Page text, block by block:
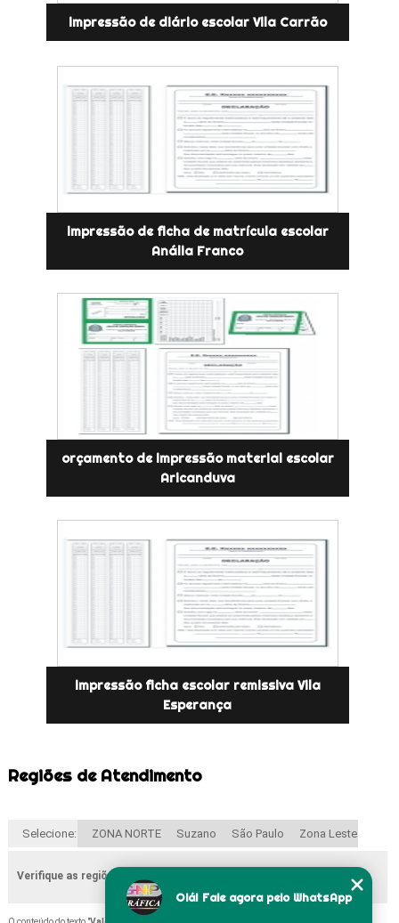
impressão de diário escolar Vila Carrão
impressão de ficha de matrícula escolar
Anália Franco
orçamento de impressão material escolar
Aricanduva
impressão ficha escolar remissiva Vila
Esperança
Regiões de Atendimento
Selecione: ZONA NORTE Suzano São Paulo Zona Leste
Verifique as regiões que atendemos
Olá! Fale agora pelo WhatsApp